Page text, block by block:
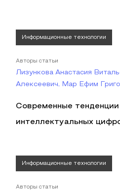
Информационные технологии
Авторы статьи
Лизункова Анастасия
Алексеевич, Мар Ефим
Современные
интеллектуальных
Информационные технологии
Авторы статьи